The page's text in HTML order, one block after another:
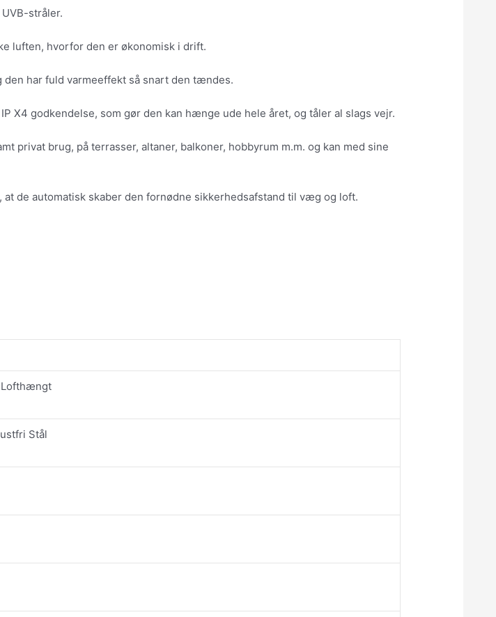
stråler.
luften, hvorfor den er økonomisk i drift.
har fuld varmeeffekt så snart den tændes.
X4 godkendelse, som gør den kan hænge ude hele året, og tåler al slags vejr.
privat brug, på terrasser, altaner, balkoner, hobbyrum m.m. og kan med sine
de automatisk skaber den fornødne sikkerhedsafstand til væg og loft.
Stål